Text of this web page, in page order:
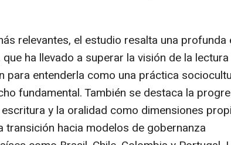
relevantes, el estudio resalta una profunda
ha llevado a superar la visión de la
para entenderla como una práctica
fundamental. También se destaca la
y la oralidad como dimensiones
transición hacia modelos de gobernanza